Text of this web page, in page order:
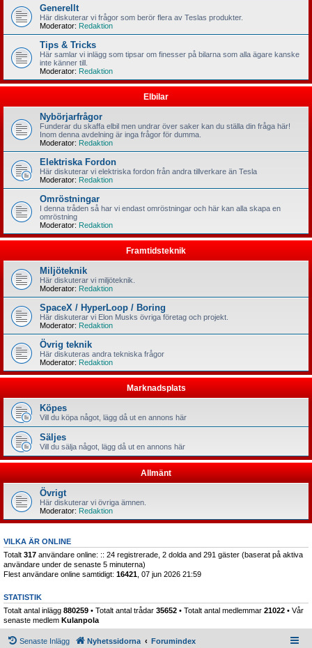
Generellt
Här diskuterar vi frågor som berör flera av Teslas produkter.
Moderator: Redaktion
Tips & Tricks
Här samlar vi inlägg som tipsar om finesser på bilarna som alla ägare kanske
inte känner till.
Moderator: Redaktion
Elbilar
Nybörjarfrågor
Funderar du skaffa elbil men undrar över saker kan du ställa din fråga här!
Inom denna avdelning är inga frågor för dumma.
Moderator: Redaktion
Elektriska Fordon
Här diskuterar vi elektriska fordon från andra tillverkare än Tesla
Moderator: Redaktion
Omröstningar
I denna tråden så har vi endast omröstningar och här kan alla skapa en
omröstning
Moderator: Redaktion
Framtidsteknik
Miljöteknik
Här diskuterar vi miljöteknik.
Moderator: Redaktion
SpaceX / HyperLoop / Boring
Här diskuterar vi Elon Musks övriga företag och projekt.
Moderator: Redaktion
Övrig teknik
Här diskuteras andra tekniska frågor
Moderator: Redaktion
Marknadsplats
Köpes
Vill du köpa något, lägg då ut en annons här
Säljes
Vill du sälja något, lägg då ut en annons här
Allmänt
Övrigt
Här diskuterar vi övriga ämnen.
Moderator: Redaktion
VILKA ÄR ONLINE
Totalt 317 användare online: :: 24 registrerade, 2 dolda and 291 gäster (baserat på aktiva
användare under de senaste 5 minuterna)
Flest användare online samtidigt: 16421 , 07 jun 2026 21:59
STATISTIK
Totalt antal inlägg 880259 • Totalt antal trådar 35652 • Totalt antal medlemmar 21022 • Vår
senaste medlem Kulanpola
Senaste Inlägg Nyhetssidorna Forumindex